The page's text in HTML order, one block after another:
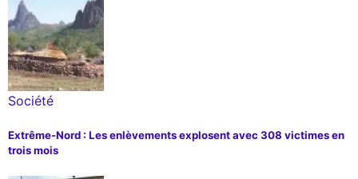
Société
Extrême-Nord : Les enlèvements explosent avec 308 victimes en
trois mois